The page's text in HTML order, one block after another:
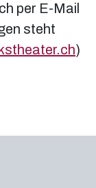
per E-Mail
steht
)